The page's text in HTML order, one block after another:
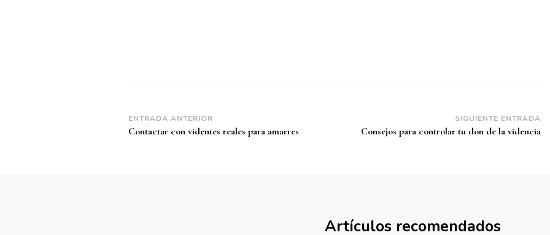
Navegación
de
ENTRADA ANTERIOR
Contactar con videntes reales para amarres
SIGUIENTE ENTRADA
Consejos para controlar tu don de la videncia
Artículos recomendados